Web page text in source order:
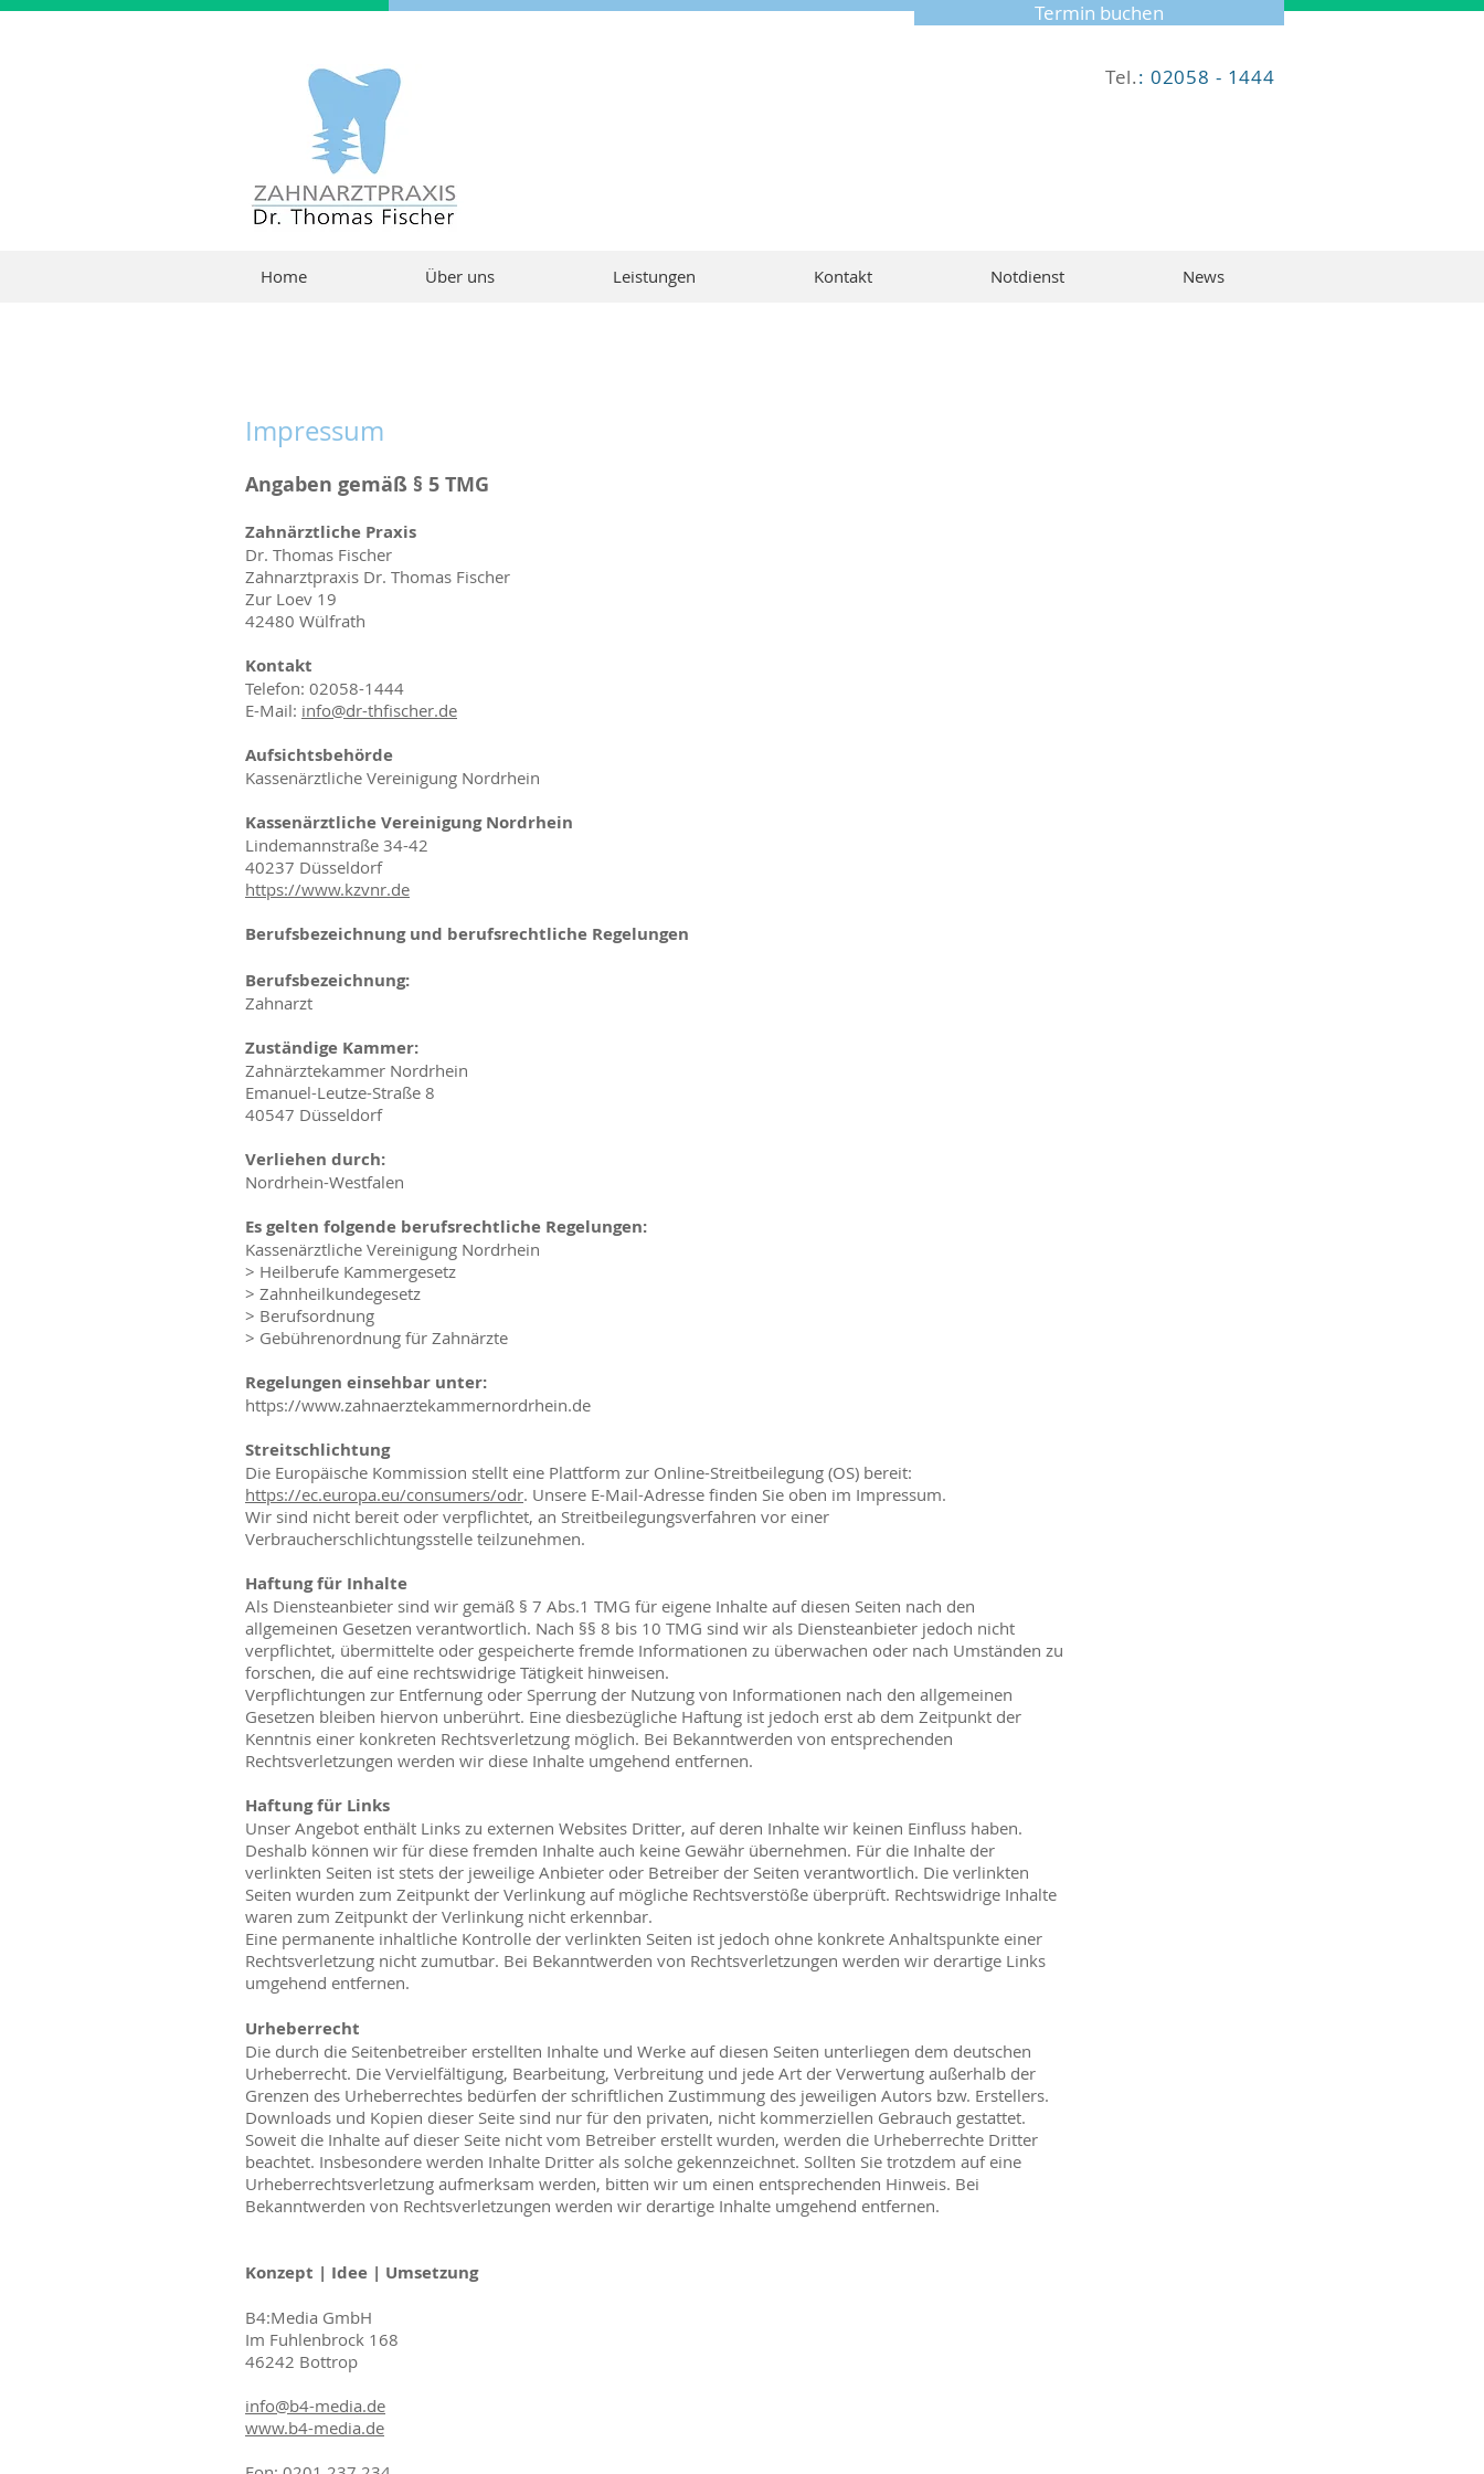
Termin buchen
Tel.: 02058 - 1444
Home Über uns Leistungen Kontakt Notdienst News
Impressum
Angaben gemäß § 5 TMG
Zahnärztliche Praxis
Dr. Thomas Fischer
Zahnarztpraxis Dr. Thomas Fischer
Zur Loev 19
42480 Wülfrath
Kontakt
Telefon: 02058-1444
E-Mail: info@dr-thfischer.de
Aufsichtsbehörde
Kassenärztliche Vereinigung Nordrhein
Kassenärztliche Vereinigung Nordrhein
Lindemannstraße 34-42
40237 Düsseldorf
https://www.kzvnr.de
Berufsbezeichnung und berufsrechtliche Regelungen
Berufsbezeichnung:
Zahnarzt
Zuständige Kammer:
Zahnärztekammer Nordrhein
Emanuel-Leutze-Straße 8
40547 Düsseldorf
Verliehen durch:
Nordrhein-Westfalen
Es gelten folgende berufsrechtliche Regelungen:
Kassenärztliche Vereinigung Nordrhein
> Heilberufe Kammergesetz
> Zahnheilkundegesetz
> Berufsordnung
> Gebührenordnung für Zahnärzte
Regelungen einsehbar unter:
https://www.zahnaerztekammernordrhein.de
Streitschlichtung
Die Europäische Kommission stellt eine Plattform zur Online-Streitbeilegung (OS) bereit:
https://ec.europa.eu/consumers/odr. Unsere E-Mail-Adresse finden Sie oben im Impressum.
Wir sind nicht bereit oder verpflichtet, an Streitbeilegungsverfahren vor einer
Verbraucherschlichtungsstelle teilzunehmen.
Haftung für Inhalte
Als Diensteanbieter sind wir gemäß § 7 Abs.1 TMG für eigene Inhalte auf diesen Seiten nach den
allgemeinen Gesetzen verantwortlich. Nach §§ 8 bis 10 TMG sind wir als Diensteanbieter jedoch nicht
verpflichtet, übermittelte oder gespeicherte fremde Informationen zu überwachen oder nach Umständen zu
forschen, die auf eine rechtswidrige Tätigkeit hinweisen.
Verpflichtungen zur Entfernung oder Sperrung der Nutzung von Informationen nach den allgemeinen
Gesetzen bleiben hiervon unberührt. Eine diesbezügliche Haftung ist jedoch erst ab dem Zeitpunkt der
Kenntnis einer konkreten Rechtsverletzung möglich. Bei Bekanntwerden von entsprechenden
Rechtsverletzungen werden wir diese Inhalte umgehend entfernen.
Haftung für Links
Unser Angebot enthält Links zu externen Websites Dritter, auf deren Inhalte wir keinen Einfluss haben.
Deshalb können wir für diese fremden Inhalte auch keine Gewähr übernehmen. Für die Inhalte der
verlinkten Seiten ist stets der jeweilige Anbieter oder Betreiber der Seiten verantwortlich. Die verlinkten
Seiten wurden zum Zeitpunkt der Verlinkung auf mögliche Rechtsverstöße überprüft. Rechtswidrige Inhalte
waren zum Zeitpunkt der Verlinkung nicht erkennbar.
Eine permanente inhaltliche Kontrolle der verlinkten Seiten ist jedoch ohne konkrete Anhaltspunkte einer
Rechtsverletzung nicht zumutbar. Bei Bekanntwerden von Rechtsverletzungen werden wir derartige Links
umgehend entfernen.
Urheberrecht
Die durch die Seitenbetreiber erstellten Inhalte und Werke auf diesen Seiten unterliegen dem deutschen
Urheberrecht. Die Vervielfältigung, Bearbeitung, Verbreitung und jede Art der Verwertung außerhalb der
Grenzen des Urheberrechtes bedürfen der schriftlichen Zustimmung des jeweiligen Autors bzw. Erstellers.
Downloads und Kopien dieser Seite sind nur für den privaten, nicht kommerziellen Gebrauch gestattet.
Soweit die Inhalte auf dieser Seite nicht vom Betreiber erstellt wurden, werden die Urheberrechte Dritter
beachtet. Insbesondere werden Inhalte Dritter als solche gekennzeichnet. Sollten Sie trotzdem auf eine
Urheberrechtsverletzung aufmerksam werden, bitten wir um einen entsprechenden Hinweis. Bei
Bekanntwerden von Rechtsverletzungen werden wir derartige Inhalte umgehend entfernen.
Konzept | Idee | Umsetzung
B4:Media GmbH
Im Fuhlenbrock 168
46242 Bottrop
info@b4-media.de
www.b4-media.de